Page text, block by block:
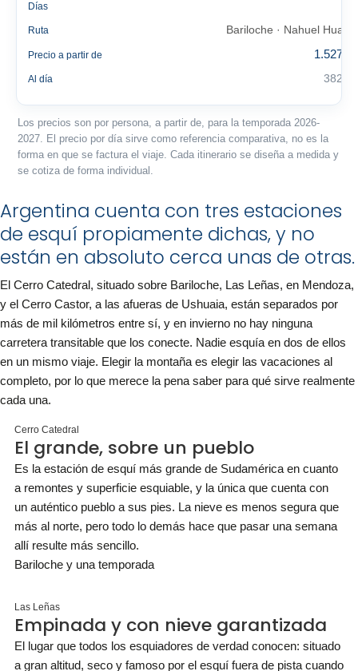
Días
Ruta Bariloche · Nahuel Huapi
Precio a partir de 1.527 €
Al día 382 €
Los precios son por persona, a partir de, para la temporada 2026-
2027. El precio por día sirve como referencia comparativa, no es la
forma en que se factura el viaje. Cada itinerario se diseña a medida y
se cotiza de forma individual.
Argentina cuenta con tres estaciones
de esquí propiamente dichas, y no
están en absoluto cerca unas de otras.
El Cerro Catedral, situado sobre Bariloche, Las Leñas, en Mendoza,
y el Cerro Castor, a las afueras de Ushuaia, están separados por
más de mil kilómetros entre sí, y en invierno no hay ninguna
carretera transitable que los conecte. Nadie esquía en dos de ellos
en un mismo viaje. Elegir la montaña es elegir las vacaciones al
completo, por lo que merece la pena saber para qué sirve realmente
cada una.
Cerro Catedral
El grande, sobre un pueblo
Es la estación de esquí más grande de Sudamérica en cuanto
a remontes y superficie esquiable, y la única que cuenta con
un auténtico pueblo a sus pies. La nieve es menos segura que
más al norte, pero todo lo demás hace que pasar una semana
allí resulte más sencillo.
Bariloche y una temporada
Las Leñas
Empinada y con nieve garantizada
El lugar que todos los esquiadores de verdad conocen: situado
a gran altitud, seco y famoso por el esquí fuera de pista cuando